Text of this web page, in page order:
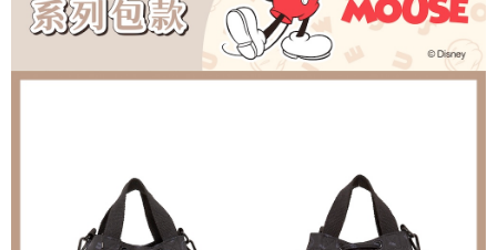
任。
４．使用「AFTEE先享後付」時，將依據個別帳號之用戶狀況，依本公司即
時審查核予不同之上限額度；若仍有額度不足之情形，本公司將視審查結果
請求用戶進行身份認證。
每筆NT$80，滿NT$1,000(含以上)免運費
每筆NT$200